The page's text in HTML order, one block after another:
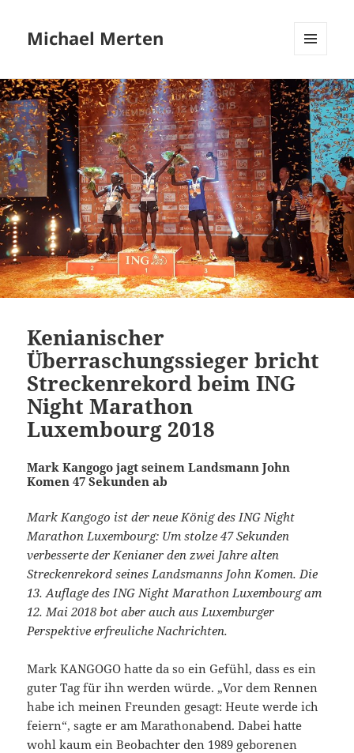
Michael Merten
WIDGETS
Kenianischer
Überraschungssieger bricht
Streckenrekord beim ING
Night Marathon
Luxembourg 2018
Mark Kangogo jagt seinem Landsmann John
Komen 47 Sekunden ab
Mark Kangogo ist der neue König des ING Night
Marathon Luxembourg: Um stolze 47 Sekunden
verbesserte der Kenianer den zwei Jahre alten
Streckenrekord seines Landsmanns John Komen. Die
13. Auflage des ING Night Marathon Luxembourg am
12. Mai 2018 bot aber auch aus Luxemburger
Perspektive erfreuliche Nachrichten.
Mark KANGOGO hatte da so ein Gefühl, dass es ein
guter Tag für ihn werden würde. „Vor dem Rennen
habe ich meinen Freunden gesagt: Heute werde ich
feiern“, sagte er am Marathonabend. Dabei hatte
wohl kaum ein Beobachter den 1989 geborenen